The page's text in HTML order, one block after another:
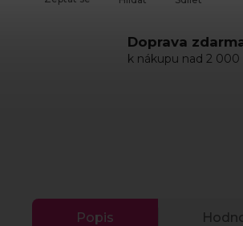
Doprava
k nákupu nad 2 000
Popis